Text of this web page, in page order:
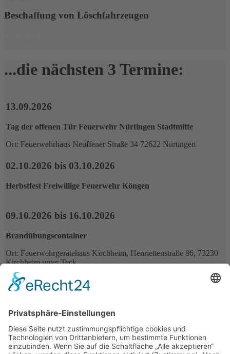
Beschaffung von Löschfahrzeugen
...die nächsten 3 Ter‍mine:
13.09.2026
Tag der offenen Tür Feuerwehr Nürtingen Stadtmitte
Ort: Feuerwehrhaus Neuffener Straße 34 72622 Nürtingen
02.10.2026 bis 03.10.2026
Herbstfest Freiwillige Feuerwehr Köngen
09.10.2026 bis 16.10.2026
Brandübungscontainer
Ort: Feuerwehrgerätehaus Kirchheim, Henriettenstraße 86, 73230
Kirchheim unter Teck
Alle Termine
Bahnhofstraße 2
73271 Holzmaden